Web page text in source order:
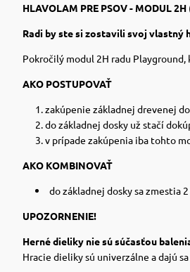
HLAVOLAM PRE PSOV - MODUL 2H
Radi by ste si zostavili svoj vlastný
Pokročilý modul 2H radu
AKO POSTUPOVAŤ
zakúpenie základnej drevenej
do základnej dosky už stačí
v prípade zakúpenia iba tohto
AKO KOMBINOVAŤ
do základnej dosky sa zmestia
UPOZORNENIE!
Herné dieliky nie sú súčasťou
Hracie dieliky sú univerzálne a dajú